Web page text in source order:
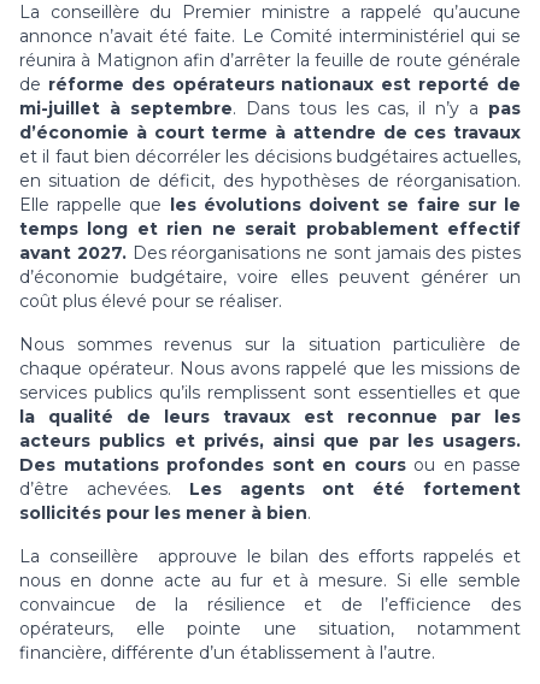
La conseillère du Premier ministre a rappelé qu’aucune
annonce n’avait été faite. Le Comité interministériel qui se
réunira à Matignon afin d’arrêter la feuille de route générale
de réforme des opérateurs nationaux est reporté de
mi-juillet à septembre. Dans tous les cas, il n’y a pas
d’économie à court terme à attendre de ces travaux
et il faut bien décorréler les décisions budgétaires actuelles,
en situation de déficit, des hypothèses de réorganisation.
Elle rappelle que les évolutions doivent se faire sur le
temps long et rien ne serait probablement effectif
avant 2027.Des réorganisations ne sont jamais des pistes
d’économie budgétaire, voire elles peuvent générer un
coût plus élevé pour se réaliser.
Nous sommes revenus sur la situation particulière de
chaque opérateur. Nous avons rappelé que les missions de
services publics qu’ils remplissent sont essentielles et que
la qualité de leurs travaux est reconnue par les
acteurs publics et privés, ainsi que par les usagers.
Des mutations profondes sont en coursou en passe
d’être achevées. Les agents ont été fortement
sollicités pour les mener à bien.
La conseillère approuve le bilan des efforts rappelés et
nous en donne acte au fur et à mesure. Si elle semble
convaincue de la résilience et de l’efficience des
opérateurs, elle pointe une situation, notamment
financière, différente d’un établissement à l’autre.